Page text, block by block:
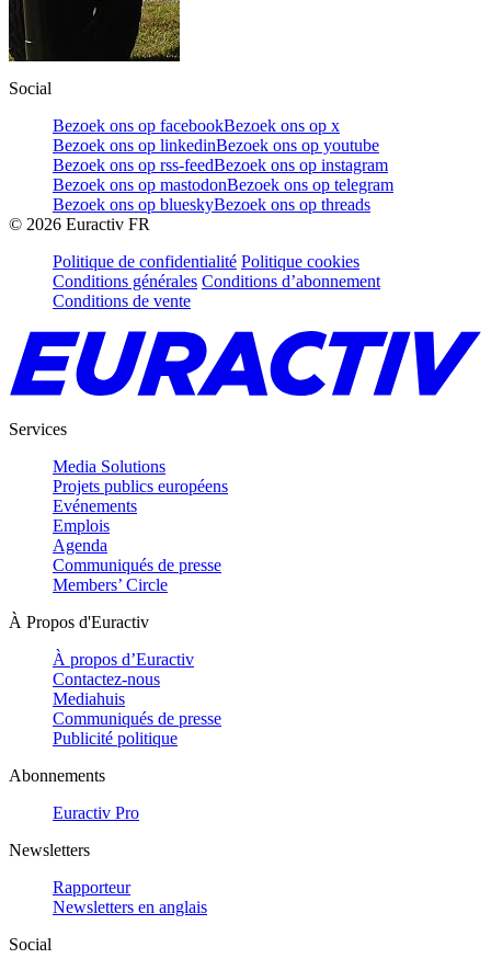
Social
Bezoek ons op facebookBezoek ons op x
Bezoek ons op linkedinBezoek ons op youtube
Bezoek ons op rss-feedBezoek ons op instagram
Bezoek ons op mastodonBezoek ons op telegram
Bezoek ons op blueskyBezoek ons op threads
© 2026 Euractiv FR
Politique de confidentialité Politique cookies
Conditions générales Conditions d’abonnement
Conditions de vente
Services
Media Solutions
Projets publics européens
Evénements
Emplois
Agenda
Communiqués de presse
Members’ Circle
À Propos d'Euractiv
À propos d’Euractiv
Contactez-nous
Mediahuis
Communiqués de presse
Publicité politique
Abonnements
Euractiv Pro
Newsletters
Rapporteur
Newsletters en anglais
Social